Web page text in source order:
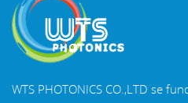
WTS PHOTONICS CO.,LTD se